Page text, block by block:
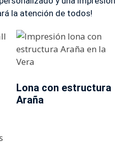
la atención de todos!
Lona con estructura
Araña